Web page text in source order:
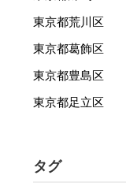
東京都荒川区
東京都葛飾区
東京都豊島区
東京都足立区
タグ